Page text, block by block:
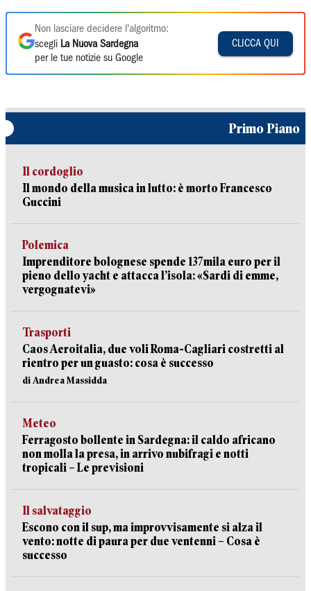
Non lasciare decidere l'algoritmo:
scegli La Nuova Sardegna
per le tue notizie su Google
CLICCA QUI
Primo Piano
Il cordoglio
Il mondo della musica in lutto: è morto Francesco
Guccini
Polemica
Imprenditore bolognese spende 137mila euro per il
pieno dello yacht e attacca l’isola: «Sardi di emme,
vergognatevi»
Trasporti
Caos Aeroitalia, due voli Roma-Cagliari costretti al
rientro per un guasto: cosa è successo
di Andrea Massidda
Meteo
Ferragosto bollente in Sardegna: il caldo africano
non molla la presa, in arrivo nubifragi e notti
tropicali – Le previsioni
Il salvataggio
Escono con il sup, ma improvvisamente si alza il
vento: notte di paura per due ventenni – Cosa è
successo